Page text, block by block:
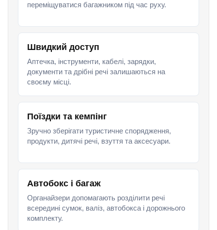
переміщуватися багажником під час руху.
Швидкий доступ
Аптечка, інструменти, кабелі, зарядки,
документи та дрібні речі залишаються на
своєму місці.
Поїздки та кемпінг
Зручно зберігати туристичне спорядження,
продукти, дитячі речі, взуття та аксесуари.
Автобокс і багаж
Органайзери допомагають розділити речі
всередині сумок, валіз, автобокса і дорожнього
комплекту.